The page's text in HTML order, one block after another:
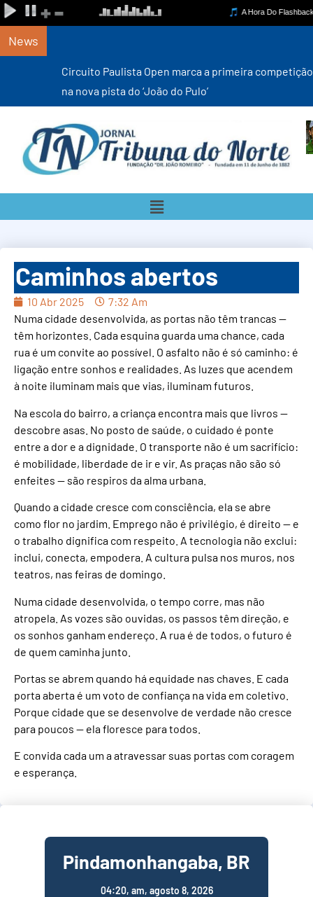
News
Circuito Paulista Open marca a primeira competição estadual
na nova pista do ‘João do Pulo’
Caminhos abertos
10 Abr 2025
7:32 Am
Numa cidade desenvolvida, as portas não têm trancas —
têm horizontes. Cada esquina guarda uma chance, cada
rua é um convite ao possível. O asfalto não é só caminho: é
ligação entre sonhos e realidades. As luzes que acendem
à noite iluminam mais que vias, iluminam futuros.
Na escola do bairro, a criança encontra mais que livros —
descobre asas. No posto de saúde, o cuidado é ponte
entre a dor e a dignidade. O transporte não é um sacrifício:
é mobilidade, liberdade de ir e vir. As praças não são só
enfeites — são respiros da alma urbana.
Quando a cidade cresce com consciência, ela se abre
como flor no jardim. Emprego não é privilégio, é direito — e
o trabalho dignifica com respeito. A tecnologia não exclui:
inclui, conecta, empodera. A cultura pulsa nos muros, nos
teatros, nas feiras de domingo.
Numa cidade desenvolvida, o tempo corre, mas não
atropela. As vozes são ouvidas, os passos têm direção, e
os sonhos ganham endereço. A rua é de todos, o futuro é
de quem caminha junto.
Portas se abrem quando há equidade nas chaves. E cada
porta aberta é um voto de confiança na vida em coletivo.
Porque cidade que se desenvolve de verdade não cresce
para poucos — ela floresce para todos.
E convida cada um a atravessar suas portas com coragem
e esperança.
Pindamonhangaba, BR
04:20, am, agosto 8, 2026